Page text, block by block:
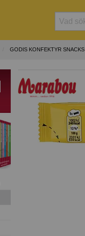
GODIS KONFEKTYR SNACKS